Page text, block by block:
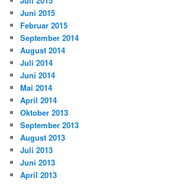
Juni 2015
Februar 2015
September 2014
August 2014
Juli 2014
Juni 2014
Mai 2014
April 2014
Oktober 2013
September 2013
August 2013
Juli 2013
Juni 2013
April 2013